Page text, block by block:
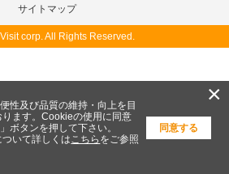
サイトマップ
corp. All Rights Reserved.
×
性及び品質の維持・向上を目
ます。Cookieの使用に同意
ボタンを押して下さい。
いて詳しくは こちら をご参照
同意する